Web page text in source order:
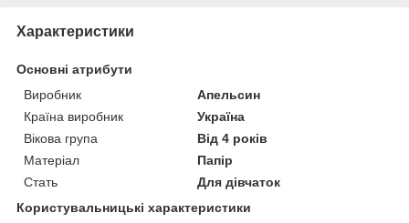
Характеристики
Основні атрибути
Виробник
Апельсин
Країна виробник
Україна
Вікова група
Від 4 років
Матеріал
Папір
Стать
Для дівчаток
Користувальницькі характеристики